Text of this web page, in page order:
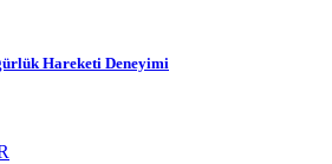
Hareketi Deneyimi